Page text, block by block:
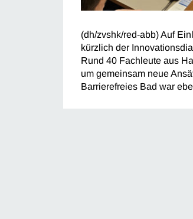
(dh/zvshk/red-abb) Auf
kürzlich der
Rund 40 Fachleute aus
um gemeinsam neue
Barrierefreies Bad war